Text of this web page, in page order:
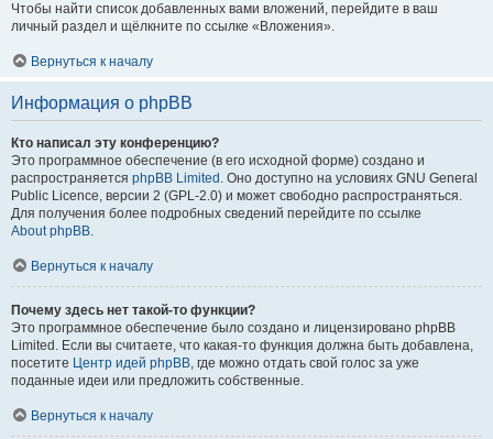
Чтобы найти список добавленных вами вложений, перейдите в ваш
личный раздел и щёлкните по ссылке «Вложения».
Вернуться к началу
Информация о phpBB
Кто написал эту конференцию?
Это программное обеспечение (в его исходной форме) создано и
распространяется phpBB Limited . Оно доступно на условиях GNU General
Public Licence, версии 2 (GPL-2.0) и может свободно распространяться.
Для получения более подробных сведений перейдите по ссылке
About phpBB.
Вернуться к началу
Почему здесь нет такой-то функции?
Это программное обеспечение было создано и лицензировано phpBB
Limited. Если вы считаете, что какая-то функция должна быть добавлена,
посетите Центр идей phpBB, где можно отдать свой голос за уже
поданные идеи или предложить собственные.
Вернуться к началу